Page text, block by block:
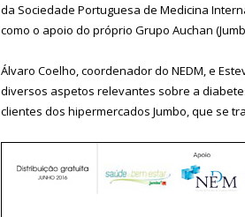
da Sociedade Portuguesa de Medicina
como o apoio do próprio Grupo Auchan
Álvaro Coelho, coordenador do NEDM, e
diversos aspetos relevantes sobre a
clientes dos hipermercados Jumbo, que se